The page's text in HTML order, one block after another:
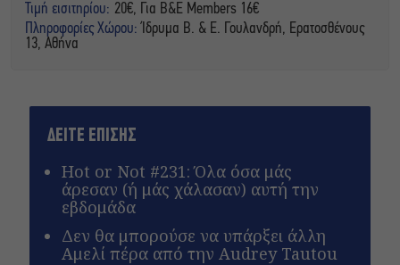
Τιμή εισιτηρίου: 20€, Για Β&Ε Members 16€
Πληροφορίες Χώρου: Ίδρυμα Β. & Ε. Γουλανδρή, Ερατοσθένους
13, Αθήνα
ΔΕΙΤΕ ΕΠΙΣΗΣ
Hot or Not #231: Όλα όσα μάς
άρεσαν (ή μάς χάλασαν) αυτή την
εβδομάδα
Δεν θα μπορούσε να υπάρξει άλλη
Αμελί πέρα από την Audrey Tautou